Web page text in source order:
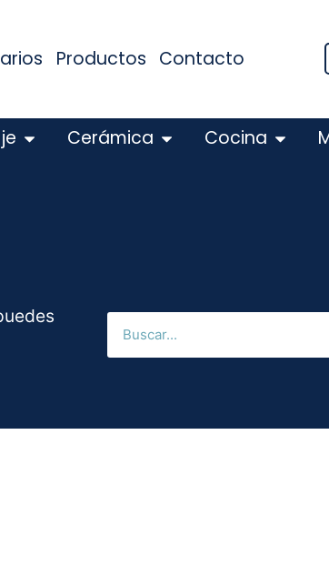
Productos Contacto
Cerámica Cocina